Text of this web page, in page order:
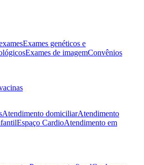
Exames genéticos e
Exames de imagemConvênios
Atendimento domiciliarAtendimento
Espaço CardioAtendimento em